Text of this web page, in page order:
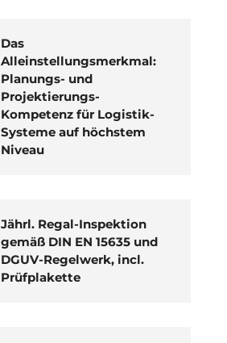
Das
Alleinstellungsmerkmal:
Planungs- und
Projektierungs-
Kompetenz für Logistik-
Systeme auf höchstem
Niveau
Jährl. Regal-Inspektion
gemäß DIN EN 15635 und
DGUV-Regelwerk, incl.
Prüfplakette